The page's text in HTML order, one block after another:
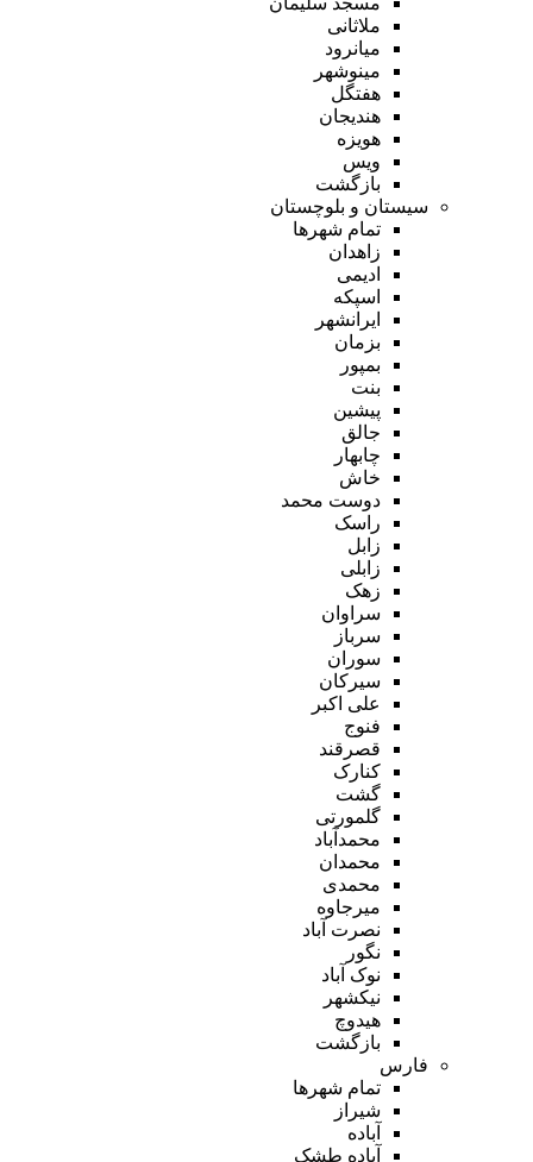
ملاثانی
میانرود
مینوشهر
هفتگل
هندیجان
هویزه
ویس
بازگشت
سیستان و بلوچستان
تمام شهر‌ها
زاهدان
ادیمی
اسپکه
ایرانشهر
بزمان
بمپور
بنت
پیشین
جالق
چابهار
خاش
دوست محمد
راسک
زابل
زابلی
زهک
سراوان
سرباز
سوران
سیرکان
علی اکبر
فنوج
قصرقند
کنارک
گشت
گلمورتی
محمدآباد
محمدان
محمدی
میرجاوه
نصرت آباد
نگور
نوک آباد
نیکشهر
هیدوچ
بازگشت
فارس
تمام شهر‌ها
شیراز
آباده
آباده طشک